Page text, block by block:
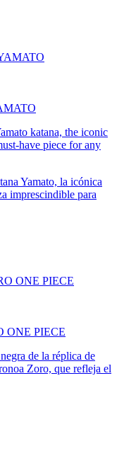
katana, the iconic
have piece for any
Yamato, la icónica
imprescindible para
ONE PIECE
de la réplica de
Zoro, que refleja el